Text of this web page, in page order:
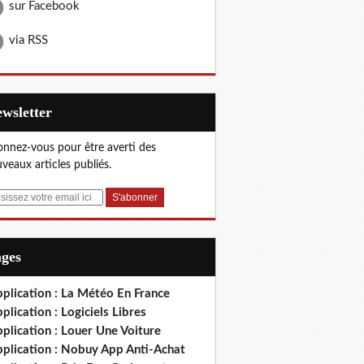
sur Facebook
via RSS
vous pour être averti des
articles publiés.
: La Météo En France
: Logiciels Libres
: Louer Une Voiture
: Nobuy App Anti-Achat